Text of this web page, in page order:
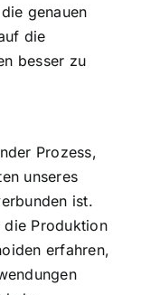
genauen
die
besser zu
Prozess,
unseres
ist.
die Produktion
erfahren,